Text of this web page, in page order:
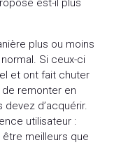
est-il plus
plus ou moins
Si ceux-ci
et ont fait chuter
remonter en
d’acquérir.
utilisateur :
meilleurs que